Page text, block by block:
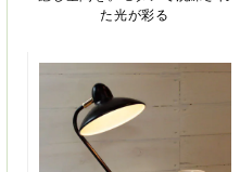
た光が彩る